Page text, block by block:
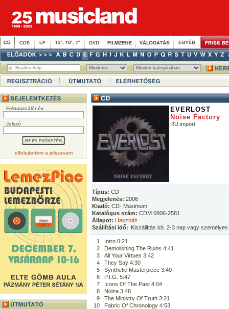
Felhasználónév
Jelszó
elfelejtettem a jelszavam
EVERLOST
Noise Factory
RU import
Típus: CD
Megjelenés: 2006
Kiadó: CD- Maximum
Katalógus szám: CDM 0806-2581
Állapot: Használt
Szállítási idő: Kiszállítás kb. 2-3 nap vagy
1
Intro 0:21
2
Demolishing The Ruins 4:41
3
All Your Virtues 3:42
4
They Say 4:30
5
Synthetic Masterpiece 3:40
6
P.I.G. 5:47
7
Icons Of The Past 4:04
8
Noize 3:48
9
The Ministry Of Truth 3:21
10
Fabric Of Chronology 4:53